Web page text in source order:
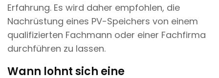
Erfahrung. Es wird daher empfohlen, die
Nachrüstung eines PV-Speichers von einem
qualifizierten Fachmann oder einer Fachfirma
durchführen zu lassen.
Wann lohnt sich eine